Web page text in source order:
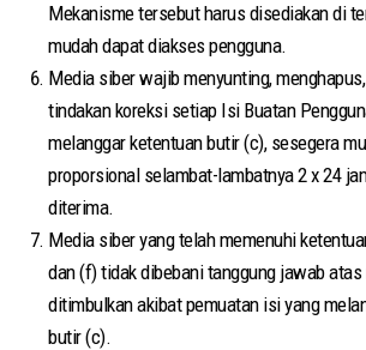
Mekanisme tersebut harus disediakan di
mudah dapat diakses pengguna.
Media siber wajib menyunting,
tindakan koreksi setiap Isi Buatan
melanggar ketentuan butir (c), sesegera
proporsional selambat-lambatnya 2 x 24
diterima.
Media siber yang telah memenuhi
dan (f) tidak dibebani tanggung jawab
ditimbulkan akibat pemuatan isi yang
butir (c).